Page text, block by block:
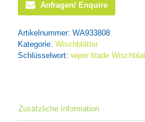
Anfragen/ Enquire
Artikelnummer: WA933808
Kategorie: Wischblätter
Schlüsselwort: wiper blade
Zusätzliche Information